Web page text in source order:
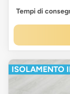
Tempi di
ISOLAMENTO